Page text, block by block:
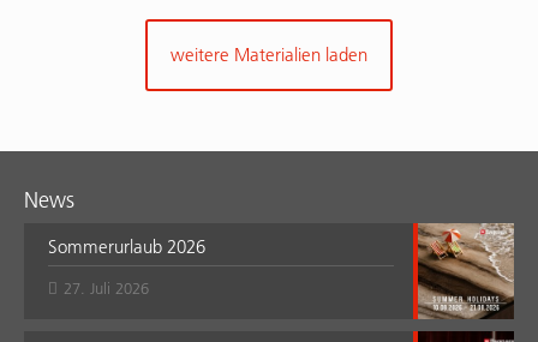
weitere Materialien laden
News
Sommerurlaub 2026
27. Juli 2026